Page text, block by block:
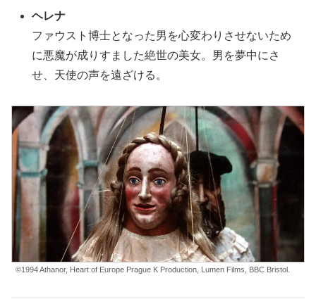
ヘレナ
ファウスト博士となった男を心変わりさせないため
に悪魔が成りすました絶世の美女。男を夢中にさ
せ、天使の声を遠ざける。
©1994 Athanor, Heart of Europe Prague K Production, Lumen Films, BBC Bristol.